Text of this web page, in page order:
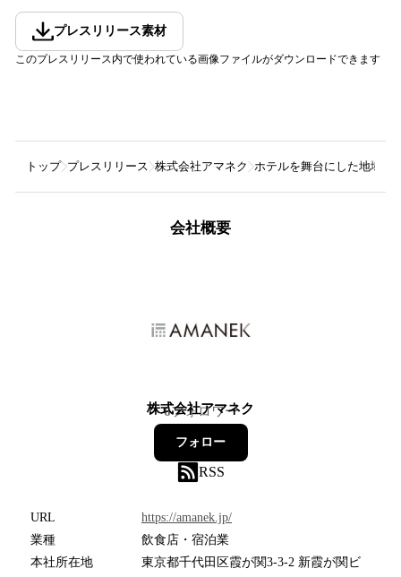
プレスリリース素材
このプレスリリース内で使われている画像ファイルがダウンロードできます
トップ プレスリリース 株式会社アマネク ホテルを舞台にした地域の
会社概要
株式会社アマネク
6フォロワー
フォロー
RSS
URL
https://amanek.jp/
業種
飲食店・宿泊業
本社所在地
東京都千代田区霞が関3-3-2 新霞が関ビ